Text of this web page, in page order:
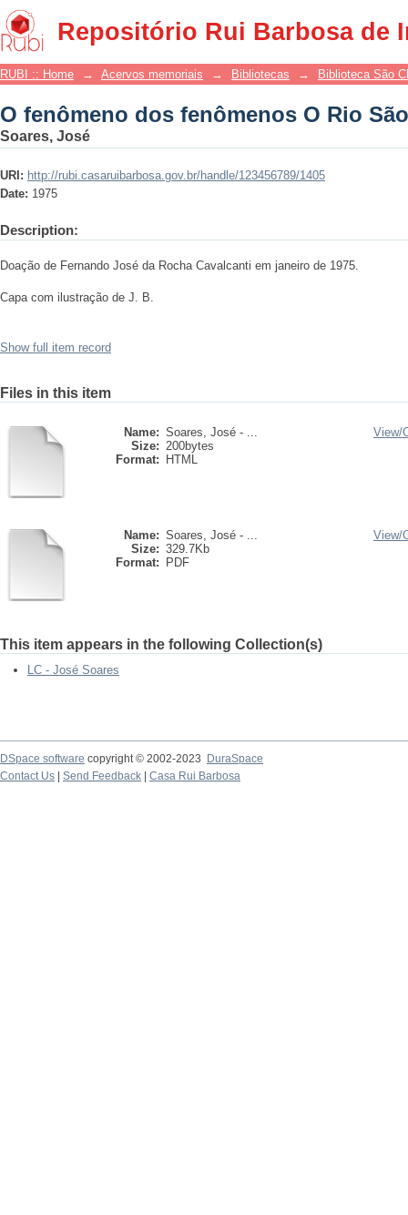
Repositório Rui Barbosa de
O fenômeno dos fenômenos O Rio
RUBI :: Home → Acervos memoriais → Bibliotecas → Biblioteca São
O fenômeno dos fenômenos O Rio
Soares, José
URI: http://rubi.casaruibarbosa.gov.br/handle/123456789/1405
Date: 1975
Description:
Doação de Fernando José da Rocha Cavalcanti em janeiro de 1975.
Capa com ilustração de J. B.
Show full item record
Files in this item
Name: Soares, José - ...
Size: 200bytes
Format:
HTML
View/
Name: Soares, José - ...
Size: 329.7Kb
Format:
PDF
View/
This item appears in the following Collection(s)
LC - José Soares
DSpace software copyright © 2002-2023
DuraSpace
Contact Us
Send Feedback Casa Rui Barbosa